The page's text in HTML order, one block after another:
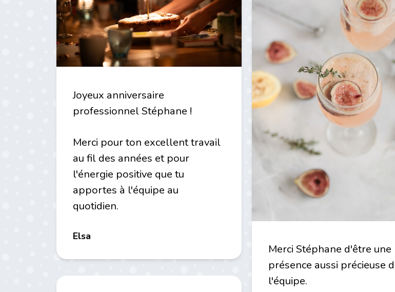
Joyeux anniversaire
professionnel Stéphane !
Merci pour ton excellent travail
au fil des années et pour
l'énergie positive que tu
apportes à l'équipe au
quotidien.
Elsa
Merci Stéphane d'être une
présence aussi précieuse
l'équipe.